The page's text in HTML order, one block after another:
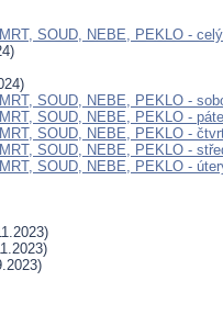
SOUD, NEBE, PEKLO -
SOUD, NEBE, PEKLO -
SOUD, NEBE, PEKLO -
SOUD, NEBE, PEKLO -
SOUD, NEBE, PEKLO -
SOUD, NEBE, PEKLO -